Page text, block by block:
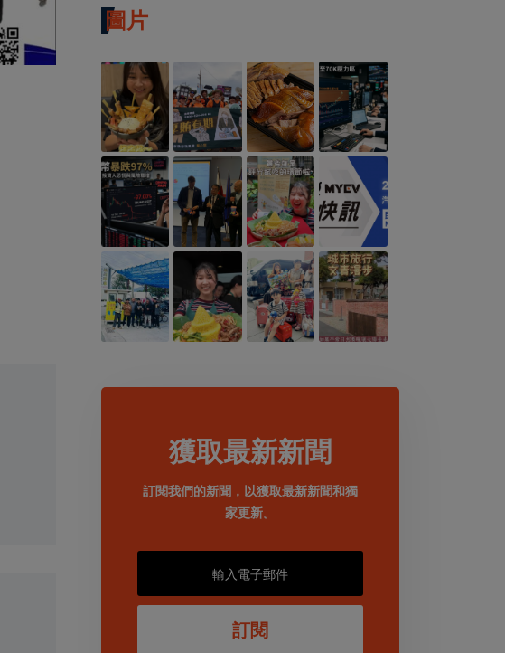
圖片
獲取最新新聞
訂閱我們的新聞，以獲取最新新聞和獨
家更新。
訂閱